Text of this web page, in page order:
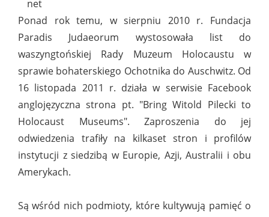
net
Ponad rok temu, w sierpniu 2010 r. Fundacja
Paradis Judaeorum wystosowała list do
waszyngtońskiej Rady Muzeum Holocaustu w
sprawie bohaterskiego Ochotnika do Auschwitz. Od
16 listopada 2011 r. działa w serwisie Facebook
anglojęzyczna strona pt. "Bring Witold Pilecki to
Holocaust Museums". Zaproszenia do jej
odwiedzenia trafiły na kilkaset stron i profilów
instytucji z siedzibą w Europie, Azji, Australii i obu
Amerykach.
Są wśród nich podmioty, które kultywują pamięć o